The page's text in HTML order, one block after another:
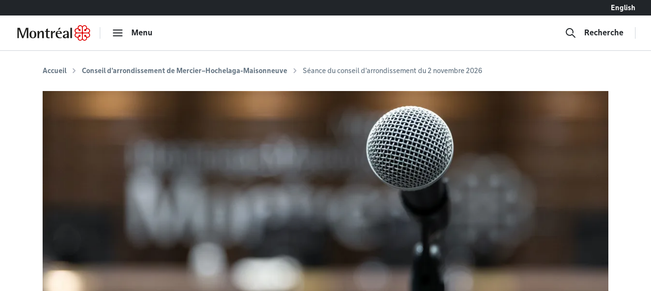
English
Menu Recherche
Accueil Conseil d'arrondissement de Mercier–Hochelaga-Maisonneuve Séance du conseil d'arrondissement du 2 novembre 2026